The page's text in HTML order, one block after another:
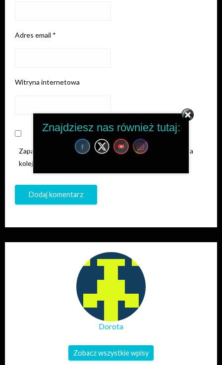
Adres email *
Witryna internetowa
Zapamiętaj moje dane w tej przeglądarce podczas pisania
kolejnych komentarzy.
Dorota
Zobacz wszystkie wpisy
Znajdziesz nas również tutaj: